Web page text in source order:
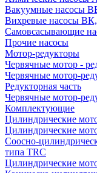
Вакуумные насосы
Вихревые насосы
Самовсасывающие
Прочие насосы
Мотор-редукторы
Червячные мотор -
Червячные мотор-
Редукторная часть
Червячные мотор-
Комплектующие
Цилиндрические
Цилиндрические
Соосно-
типа TRC
Цилиндрические